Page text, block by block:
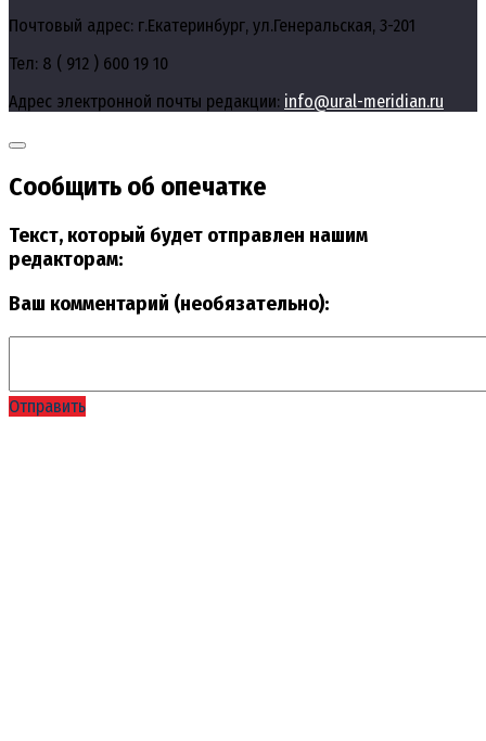
Почтовый адрес: г.Екатеринбург, ул.Генеральская, 3-201
Тел: 8 ( 912 ) 600 19 10
Адрес электронной почты редакции: info@ural-meridian.ru
Сообщить об опечатке
Текст, который будет отправлен нашим
редакторам:
Ваш комментарий (необязательно):
Отправить